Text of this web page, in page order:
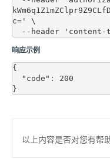
c=' \
响应示例
{
以上内容是否对您有帮